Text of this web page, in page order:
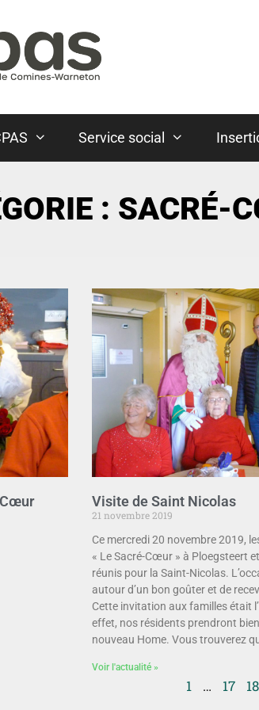
Service social
: SACRÉ-
Visite de Saint Nicolas
21 novembre 2019
Ce mercredi 20 novembre 2019,
« Le Sacré-Cœur » à Ploegsteert
réunis pour la Saint-Nicolas.
autour d’un bon goûter et de
Cette invitation aux familles était
effet, nos résidents prendront
nouveau Home. Vous trouverez
Voir l'actualité »
1 … 17 18